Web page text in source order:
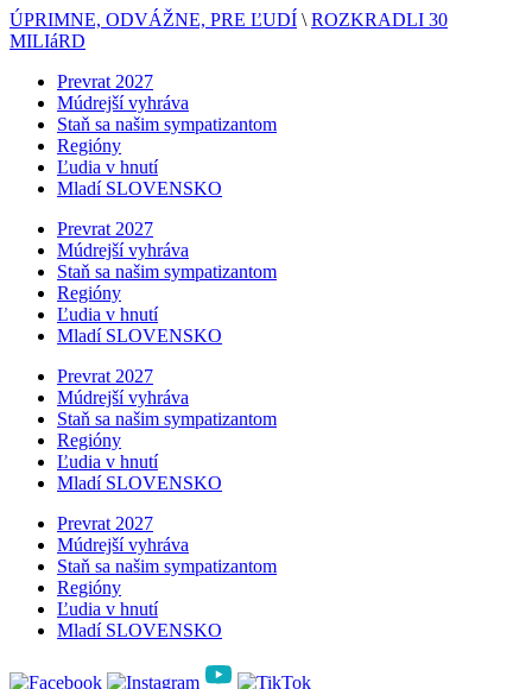
ÚPRIMNE, ODVÁŽNE, PRE ĽUDÍ \ ROZKRADLI 30
MILIáRD
Prevrat 2027
Múdrejší vyhráva
Staň sa našim sympatizantom
Regióny
Ľudia v hnutí
Mladí SLOVENSKO
Prevrat 2027
Múdrejší vyhráva
Staň sa našim sympatizantom
Regióny
Ľudia v hnutí
Mladí SLOVENSKO
Prevrat 2027
Múdrejší vyhráva
Staň sa našim sympatizantom
Regióny
Ľudia v hnutí
Mladí SLOVENSKO
Prevrat 2027
Múdrejší vyhráva
Staň sa našim sympatizantom
Regióny
Ľudia v hnutí
Mladí SLOVENSKO